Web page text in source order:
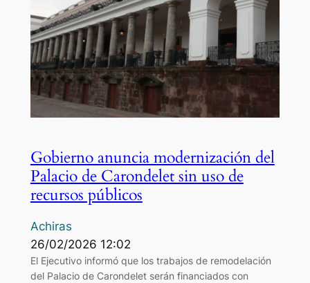
Gobierno anuncia modernización del
Palacio de Carondelet sin uso de
recursos públicos
Achiras
26/02/2026 12:02
El Ejecutivo informó que los trabajos de remodelación
del Palacio de Carondelet serán financiados con